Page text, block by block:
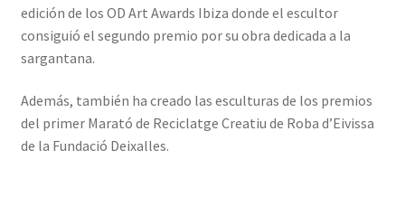
edición de los OD Art Awards Ibiza donde el escultor
consiguió el segundo premio por su obra dedicada a la
sargantana.
Además, también ha creado las esculturas de los premios
del primer Marató de Reciclatge Creatiu de Roba d’Eivissa
de la Fundació Deixalles.